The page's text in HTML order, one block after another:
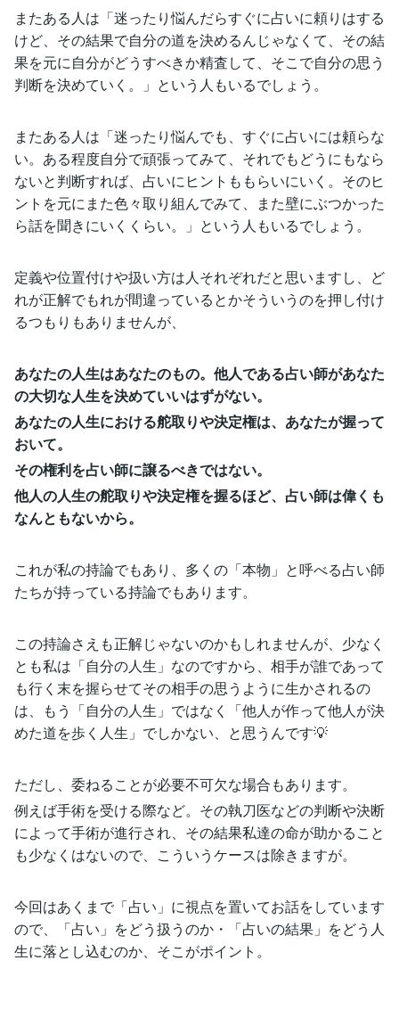
またある人は「迷ったり悩んだらすぐに占いに頼りはする
けど、その結果で自分の道を決めるんじゃなくて、その結
果を元に自分がどうすべきか精査して、そこで自分の思う
判断を決めていく。」という人もいるでしょう。
またある人は「迷ったり悩んでも、すぐに占いには頼らな
い。ある程度自分で頑張ってみて、それでもどうにもなら
ないと判断すれば、占いにヒントももらいにいく。そのヒ
ントを元にまた色々取り組んでみて、また壁にぶつかった
ら話を聞きにいくくらい。」という人もいるでしょう。
定義や位置付けや扱い方は人それぞれだと思いますし、ど
れが正解でもれが間違っているとかそういうのを押し付け
るつもりもありませんが、
あなたの人生はあなたのもの。他人である占い師があなた
の大切な人生を決めていいはずがない。
あなたの人生における舵取りや決定権は、あなたが握って
おいて。
その権利を占い師に譲るべきではない。
他人の人生の舵取りや決定権を握るほど、占い師は偉くも
なんともないから。
これが私の持論でもあり、多くの「本物」と呼べる占い師
たちが持っている持論でもあります。
この持論さえも正解じゃないのかもしれませんが、少なく
とも私は「自分の人生」なのですから、相手が誰であって
も行く末を握らせてその相手の思うように生かされるの
は、もう「自分の人生」ではなく「他人が作って他人が決
めた道を歩く人生」でしかない、と思うんです💡
ただし、委ねることが必要不可欠な場合もあります。
例えば手術を受ける際など。その執刀医などの判断や決断
によって手術が進行され、その結果私達の命が助かること
も少なくはないので、こういうケースは除きますが。
今回はあくまで「占い」に視点を置いてお話をしています
ので、「占い」をどう扱うのか・「占いの結果」をどう人
生に落とし込むのか、そこがポイント。